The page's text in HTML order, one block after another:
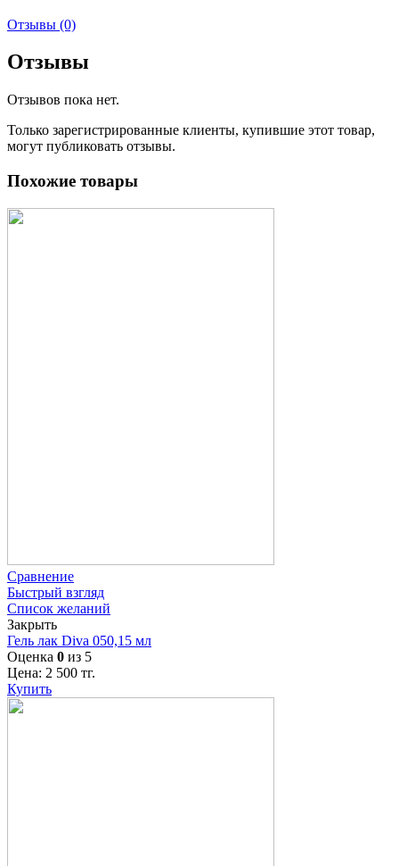
Отзывы (0)
Отзывы
Отзывов пока нет.
Только зарегистрированные клиенты, купившие этот товар,
могут публиковать отзывы.
Похожие товары
Сравнение
Быстрый взгляд
Список желаний
Закрыть
Гель лак Diva 050,15 мл
Оценка 0 из 5
Цена: 2 500 тг.
Купить